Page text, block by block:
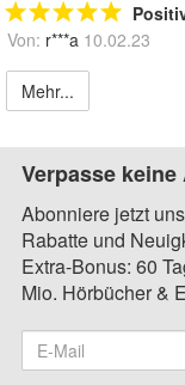
Von: r***a 10.02.23
Mehr...
Verpasse
Abonniere jetzt
Rabatte und
Extra-Bonus: 60
Mio. Hörbücher &